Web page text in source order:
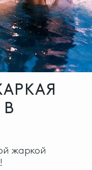
жаркой